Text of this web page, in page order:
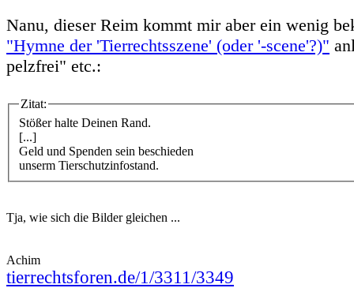
Nanu, dieser Reim kommt mir aber ein wenig
"Hymne der 'Tierrechtsszene' (oder '-scene'?)"
pelzfrei" etc.:
Zitat:
Stößer halte Deinen Rand.
[...]
Geld und Spenden sein beschieden
unserm Tierschutzinfostand.
Tja, wie sich die Bilder gleichen ...
Achim
tierrechtsforen.de/1/3311/3349